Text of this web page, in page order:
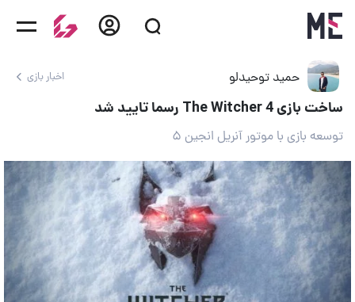
حمید توحیدلو اخبار بازی
ساخت بازی The Witcher 4 رسما تایید شد
توسعه بازی با موتور آنریل انجین ۵